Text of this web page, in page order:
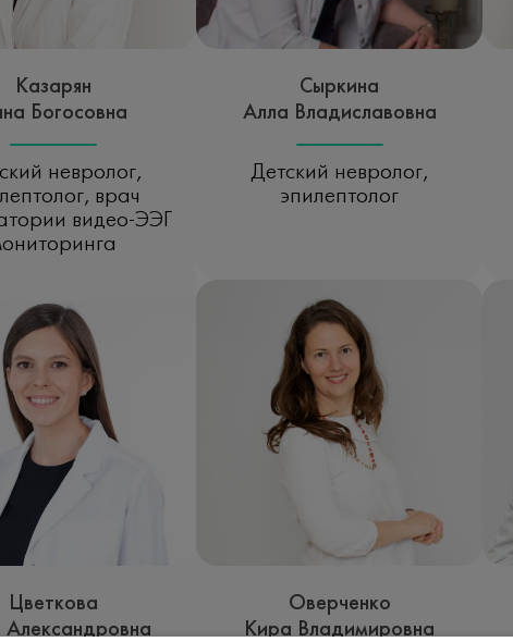
Казарян
Богосовна
невролог,
врач
видео-ЭЭГ
Сыркина
Алла Владиславовна
Детский невролог,
эпилептолог
Цветкова
Александровна
Оверченко
Кира Владимировна